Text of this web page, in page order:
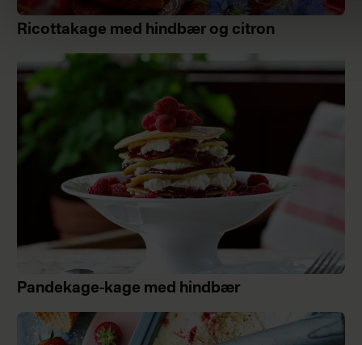
Ricottakage med hindbær og citron
Pandekage-kage med hindbær